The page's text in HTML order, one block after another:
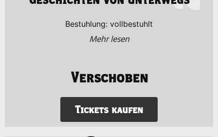
Bestuhlung: vollbestuhlt
Mehr lesen
Verschoben
Tickets kaufen